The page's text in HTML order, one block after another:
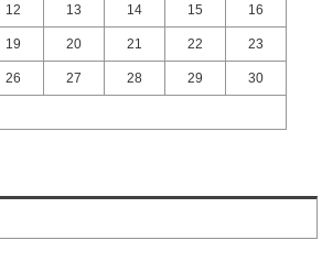
12 13 14 15 16
19 20 21 22 23
26 27 28 29 30